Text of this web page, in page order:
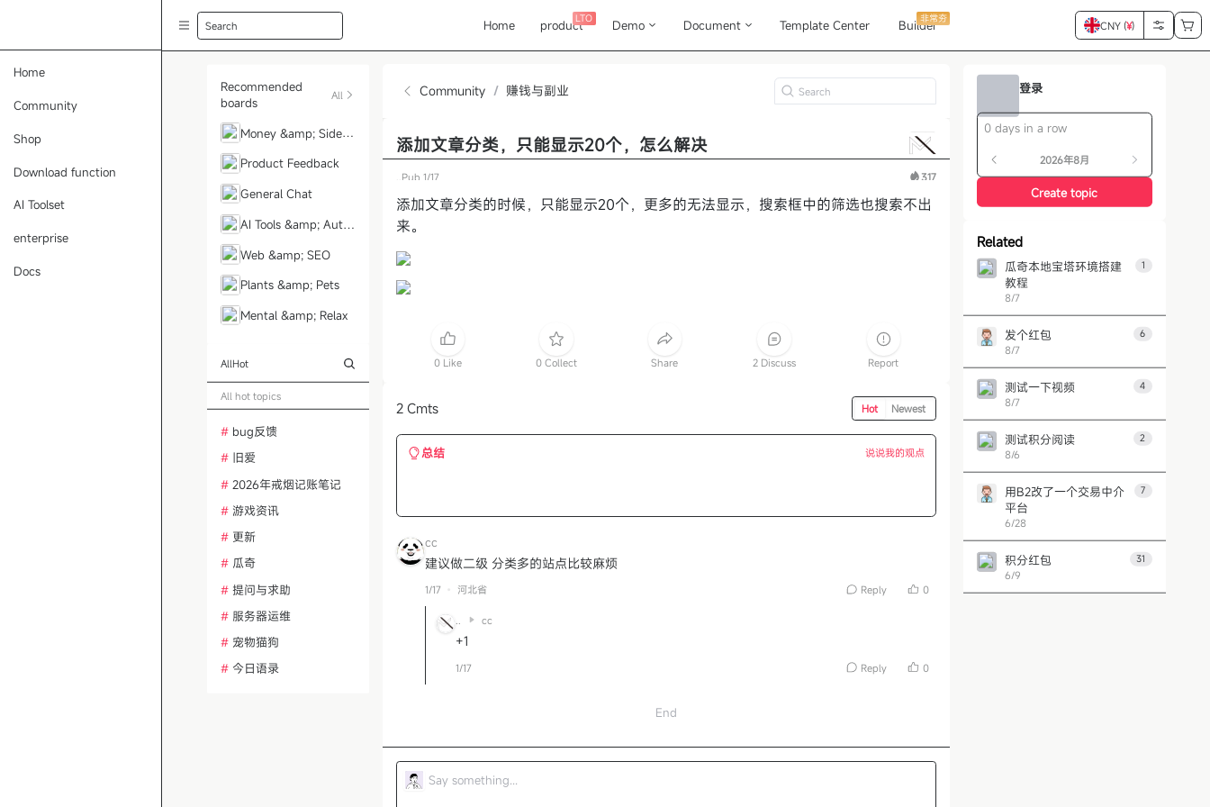
Home
Community
Shop
Download function
AI Toolset
enterprise
Docs
Search Home productLTO Demo Document Template Center Builder
非常夯
CNY (¥)
添加文章分类，只能显示20个，怎么解决
Pub 1/17 317
添加文章分类的时候，只能显示20个，更多的无法显示，搜索框中的筛选也搜索不出
来。
0 Like 0 Collect Share 2 Discuss Report
2 Cmts Hot Newest
总结 说说我的观点
cc
建议做二级 分类多的站点比较麻烦
1/17 河北省 Reply 0
cc
+1
1/17 Reply 0
End
Community / 赚钱与副业
Recommended
boards
All
Money &amp; Side H
Product Feedback
General Chat
AI Tools &amp; Auto
Web &amp; SEO
Plants &amp; Pets
Mental &amp; Relax
AllHot
All hot topics
#bug反馈
#旧爱
#2026年戒烟记账笔记
#游戏资讯
#更新
#瓜奇
#提问与求助
#服务器运维
#宠物猫狗
#今日语录
登录
0 days in a row
2026年8月
Create topic
Related
瓜奇本地宝塔环境搭建
教程
1
8/7
发个红包 6
8/7
测试一下视频 4
8/7
测试积分阅读 2
8/6
用B2改了一个交易中介
平台
7
6/28
积分红包 31
6/9
上一页
第 1 页 下一页